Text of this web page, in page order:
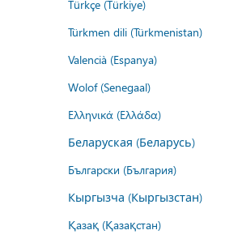
Türkçe (Türkiye)
Türkmen dili (Türkmenistan)
Valencià (Espanya)
Wolof (Senegaal)
Ελληνικά (Ελλάδα)
Беларуская (Беларусь)
Български (България)
Кыргызча (Кыргызстан)
Қазақ (Қазақстан)